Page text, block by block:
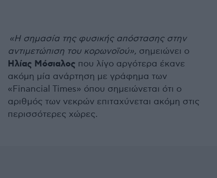
«H σημασία της φυσικής απόστασης στην
αντιμετώπιση του κορωνοϊού», σημειώνει ο
Ηλίας Μόσιαλος που λίγο αργότερα έκανε
ακόμη μία ανάρτηση με γράφημα των
«Financial Times» όπου σημειώνεται ότι ο
αριθμός των νεκρών επιταχύνεται ακόμη στις
περισσότερες χώρες.